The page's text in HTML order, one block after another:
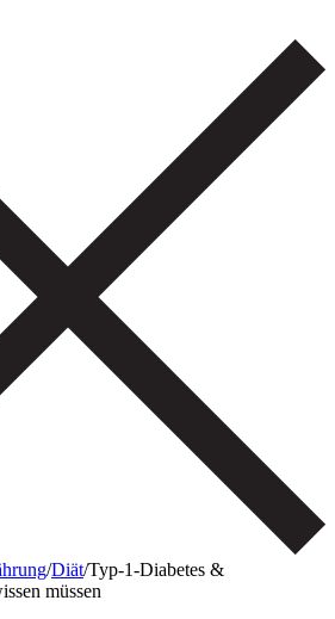
/Diät/Typ-1-Diabetes &
müssen